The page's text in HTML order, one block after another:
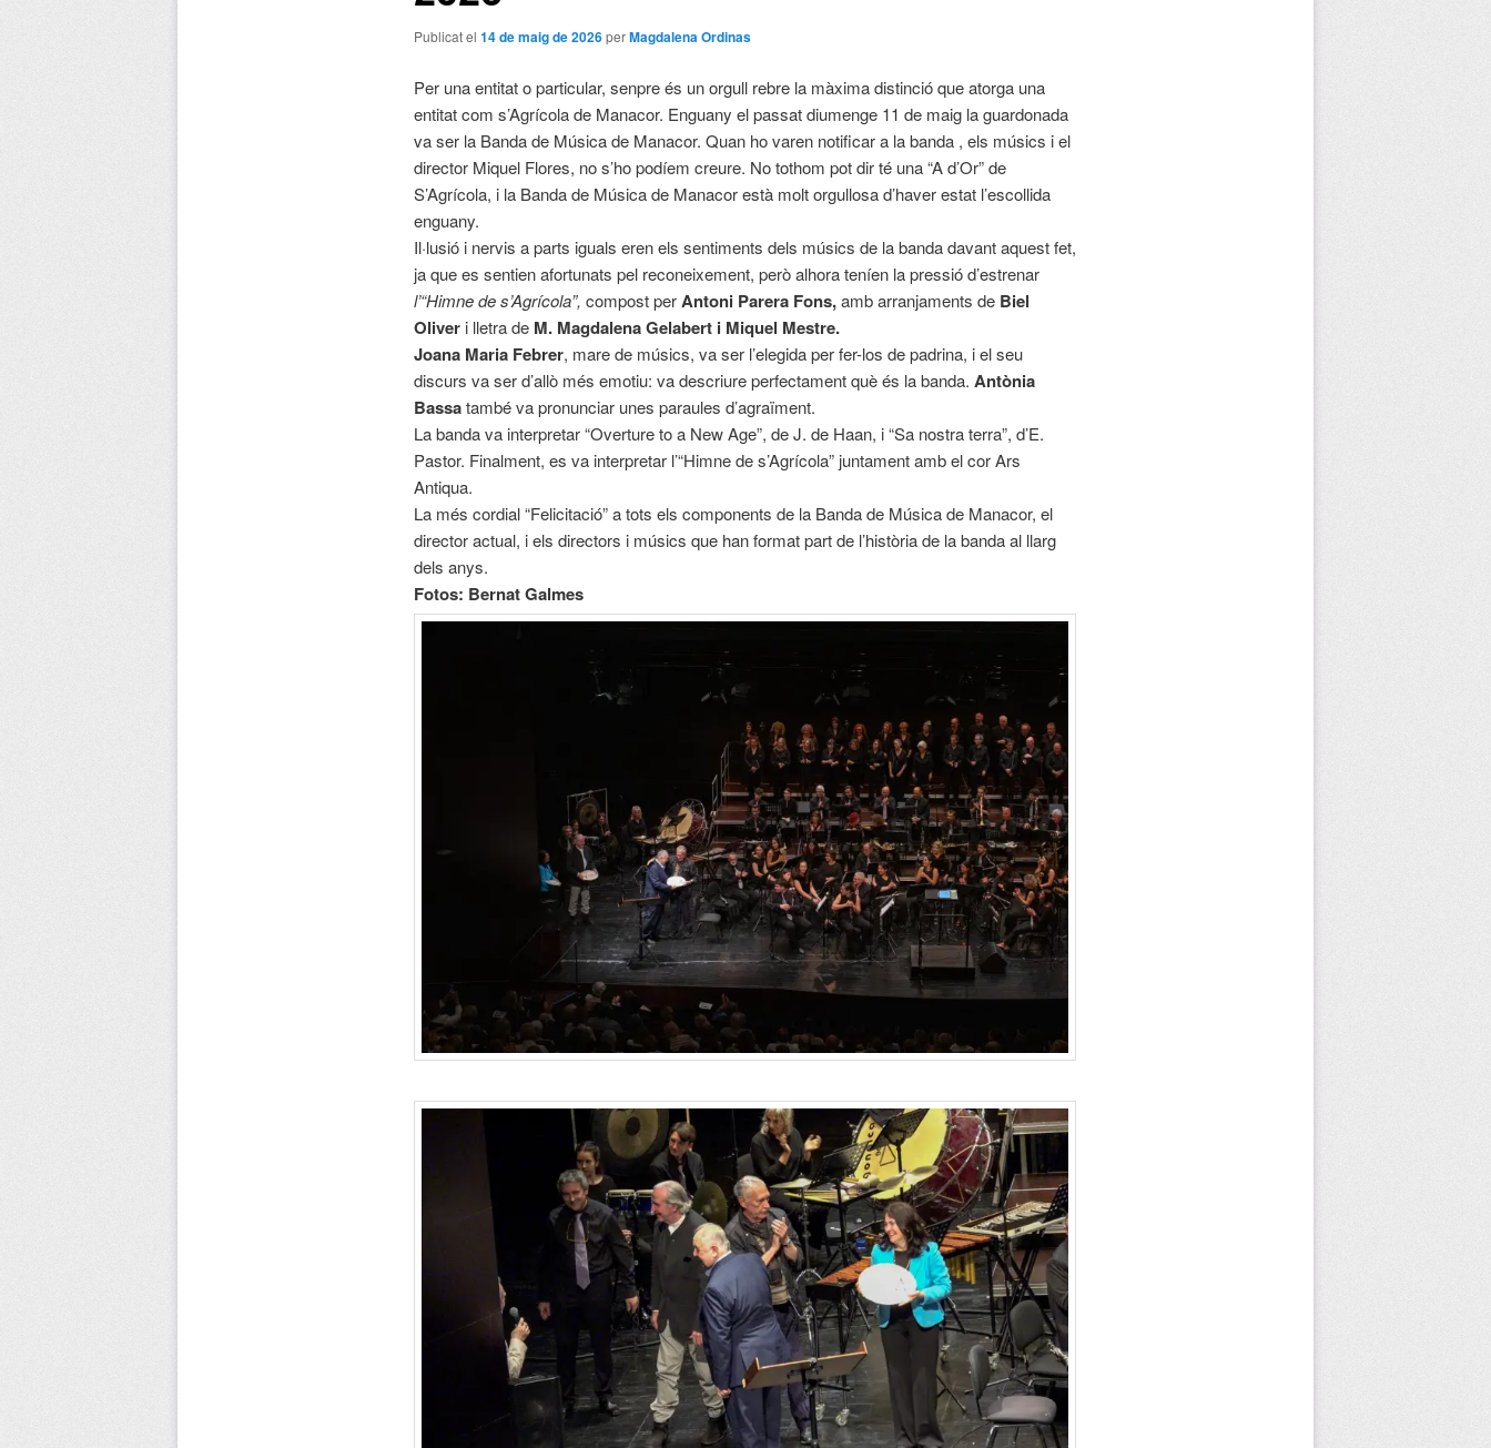
Publicat el 14 de maig de 2026perMagdalena Ordinas
Per una entitat o particular, senpre és un orgull rebre la màxima distinció que atorga una
entitat com s’Agrícola de Manacor. Enguany el passat diumenge 11 de maig la guardonada
va ser la Banda de Música de Manacor. Quan ho varen notificar a la banda , els músics i el
director Miquel Flores, no s’ho podíem creure. No tothom pot dir té una “A d’Or” de
S’Agrícola, i la Banda de Música de Manacor està molt orgullosa d’haver estat l’escollida
enguany.
Il·lusió i nervis a parts iguals eren els sentiments dels músics de la banda davant aquest fet,
ja que es sentien afortunats pel reconeixement, però alhora teníen la pressió d’estrenar
l’“Himne de s’Agrícola”, compost perAntoni Parera Fons,amb arranjaments de Biel
Oliver i lletra de M. Magdalena Gelabert i Miquel Mestre.
Joana Maria Febrer, mare de músics, va ser l’elegida per fer-los de padrina, i el seu
discurs va ser d’allò més emotiu: va descriure perfectament què és la banda. Antònia
Bassatambé va pronunciar unes paraules d’agraïment.
La banda va interpretar “Overture to a New Age”, de J. de Haan, i “Sa nostra terra”, d’E.
Pastor. Finalment, es va interpretar l’“Himne de s’Agrícola” juntament amb el cor Ars
Antiqua.
La més cordial “Felicitació” a tots els components de la Banda de Música de Manacor, el
director actual, i els directors i músics que han format part de l’història de la banda al llarg
dels anys.
Fotos: Bernat Galmes